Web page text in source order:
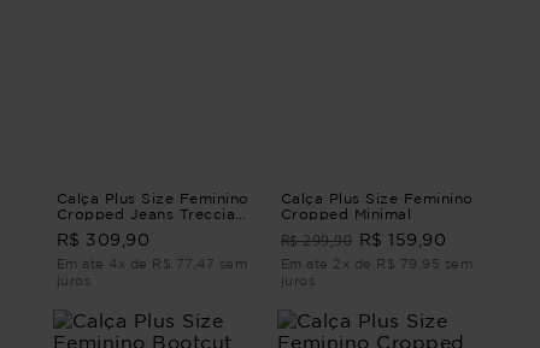
Calça Plus Size Feminino
Cropped Jeans Treccia
CALÇA CROPPED JEANS
TRECCIA G - 46
R$ 309,90
Em até 4x de R$ 77,47 sem
juros
Calça Plus Size Feminino
Cropped Minimal
R$ 299,90 R$ 159,90
Em até 2x de R$ 79,95 sem
juros